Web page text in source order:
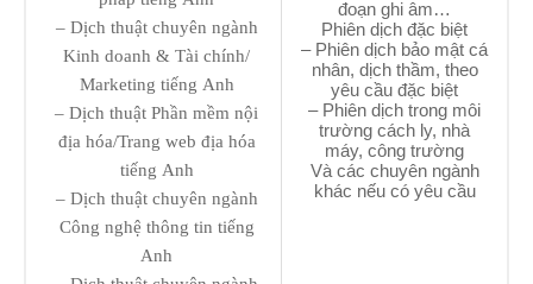
– Dịch thuật chuyên ngành
Kinh doanh & Tài chính/
Marketing tiếng Anh
– Dịch thuật Phần mềm nội
địa hóa/Trang web địa hóa
tiếng Anh
– Dịch thuật chuyên ngành
Công nghệ thông tin tiếng
Anh
đoạn ghi âm…
Phiên dịch đặc biệt
– Phiên dịch bảo mật cá
nhân, dịch thầm, theo
yêu cầu đặc biệt
– Phiên dịch trong môi
trường cách ly, nhà
máy, công trường
Và các chuyên ngành
khác nếu có yêu cầu